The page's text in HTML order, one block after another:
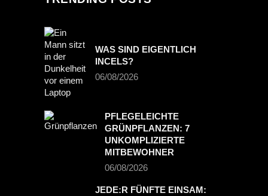
WAS SIND EIGENTLICH
INCELS?
06/08/2026
PFLEGELEICHTE
GRÜNPFLANZEN: 7
UNKOMPLIZIERTE
MITBEWOHNER
06/08/2026
JEDE:R FÜNFTE EINSAM: